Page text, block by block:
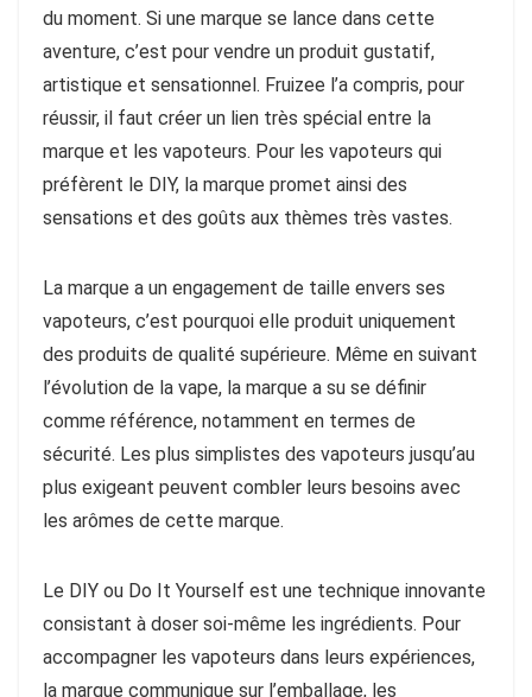
du moment. Si une marque se lance dans cette
aventure, c’est pour vendre un produit gustatif,
artistique et sensationnel. Fruizee l’a compris, pour
réussir, il faut créer un lien très spécial entre la
marque et les vapoteurs. Pour les vapoteurs qui
préfèrent le DIY, la marque promet ainsi des
sensations et des goûts aux thèmes très vastes.
La marque a un engagement de taille envers ses
vapoteurs, c’est pourquoi elle produit uniquement
des produits de qualité supérieure. Même en suivant
l’évolution de la vape, la marque a su se définir
comme référence, notamment en termes de
sécurité. Les plus simplistes des vapoteurs jusqu’au
plus exigeant peuvent combler leurs besoins avec
les arômes de cette marque.
Le DIY ou Do It Yourself est une technique innovante
consistant à doser soi-même les ingrédients. Pour
accompagner les vapoteurs dans leurs expériences,
la marque communique sur l’emballage, les